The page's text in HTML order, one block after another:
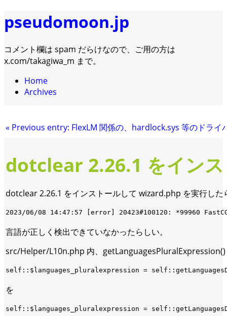
pseudomoon.jp
コメント欄は spam だらけなので、ご用の方は
x.com/takagiwa_m まで。
Home
Archives
« Previous entry: FlexLM 関係の、hardlock.sys 等のドライ
dotclear 2.26.1 をイン
dotclear 2.26.1 をインストールして wizard.php を実行した
言語が正しく検出できていなかったらしい。
src/Helper/L10n.php 内、getLanguagesPluralExpression()
を